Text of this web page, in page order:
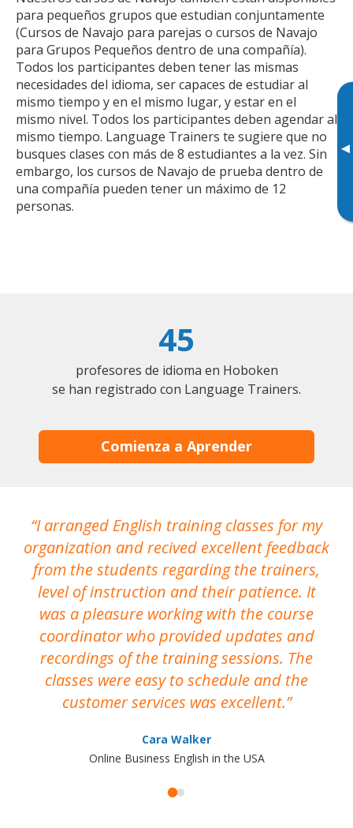
▸
para pequeños grupos que estudian conjuntamente
(Cursos de Navajo para parejas o cursos de Navajo
para Grupos Pequeños dentro de una compañía).
Todos los participantes deben tener las mismas
necesidades del idioma, ser capaces de estudiar al
mismo tiempo y en el mismo lugar, y estar en el
mismo nivel. Todos los participantes deben agendar al
mismo tiempo. Language Trainers te sugiere que no
busques clases con más de 8 estudiantes a la vez. Sin
embargo, los cursos de Navajo de prueba dentro de
una compañía pueden tener un máximo de 12
personas.
45
profesores de idioma en Hoboken
se han registrado con Language Trainers.
Comienza a Aprender
I arranged English training classes for my
organization and recived excellent feedback
from the students regarding the trainers,
level of instruction and their patience. It
was a pleasure working with the course
coordinator who provided updates and
recordings of the training sessions. The
classes were easy to schedule and the
customer services was excellent.
Cara Walker
Online Business English in the USA